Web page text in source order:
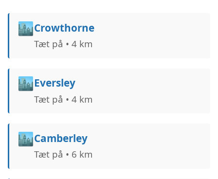
🏙️Crowthorne
Tæt på • 4 km
🏙️Eversley
Tæt på • 4 km
🏙️Camberley
Tæt på • 6 km